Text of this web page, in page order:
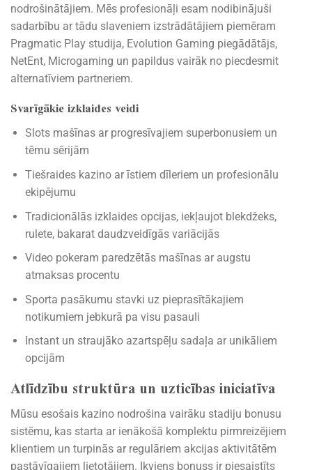
nodrošinātājiem. Mēs profesionāļi esam nodibinājuši
sadarbību ar tādu slaveniem izstrādātājiem piemēram
Pragmatic Play studija, Evolution Gaming piegādātājs,
NetEnt, Microgaming un papildus vairāk no piecdesmit
alternatīviem partneriem.
Svarīgākie izklaides veidi
Slots mašīnas ar progresīvajiem superbonusiem un
tēmu sērijām
Tiešraides kazino ar īstiem dīleriem un profesionālu
ekipējumu
Tradicionālās izklaides opcijas, iekļaujot blekdžeks,
rulete, bakarat daudzveidīgās variācijās
Video pokeram paredzētās mašīnas ar augstu
atmaksas procentu
Sporta pasākumu stavki uz pieprasītākajiem
notikumiem jebkurā pa visu pasauli
Instant un straujāko azartspēļu sadaļa ar unikāliem
opcijām
Atlīdzību struktūra un uzticības iniciatīva
Mūsu esošais kazino nodrošina vairāku stadiju bonusu
sistēmu, kas starta ar ienākošā komplektu pirmreizējiem
klientiem un turpinās ar regulāriem akcijas aktivitātēm
pastāvīgajiem lietotājiem. Ikviens bonuss ir piesaistīts